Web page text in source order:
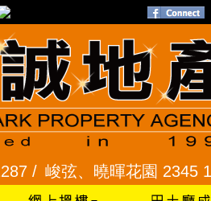
峻弦、曉暉花園 2345 1286 /